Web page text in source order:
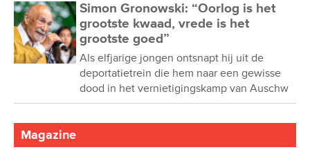
Simon Gronowski: “Oorlog is het
grootste kwaad, vrede is het
grootste goed”
Als elfjarige jongen ontsnapt hij uit de
deportatietrein die hem naar een gewisse
dood in het vernietigingskamp van Auschw
Magazine